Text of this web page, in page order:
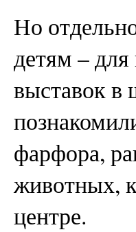
Но
детям –
выставок в
фарфора,
животных,
центре.